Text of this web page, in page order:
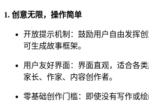
1. 创意无限，操作简单
开放提示机制：鼓励用户自由发挥
可生成故事框架。
用户友好界面：界面直观，适合各类
家长、作家、内容创作者。
零基础创作门槛：即使没有写作或